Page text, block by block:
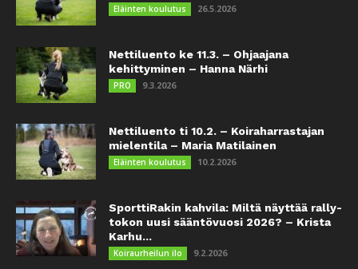
Eläinten koulutus 26.5.2026
Nettiluento ke 11.3. – Ohjaajana
kehittyminen – Hanna Närhi
PRO 9.3.2026
Nettiluento ti 10.2. – Koiraharrastajan
mielentila – Maria Matilainen
Eläinten koulutus 10.2.2026
SporttiRakin kahvila: Miltä näyttää rally-
tokon uusi sääntövuosi 2026? – Krista
Karhu...
Koiraurheilun ilo 9.2.2026